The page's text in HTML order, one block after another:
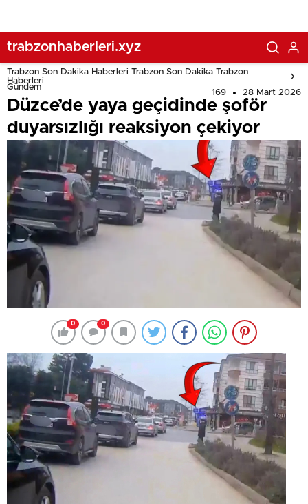
trabzonhaberleri.xyz
Trabzon Son Dakika Haberleri Trabzon Son Dakika Trabzon
Haberleri
Gündem
169 28 Mart 2026
Düzce’de yaya geçidinde şoför
duyarsızlığı reaksiyon çekiyor
0 0